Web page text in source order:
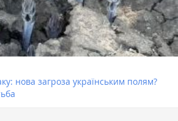
нова загроза українським полям?